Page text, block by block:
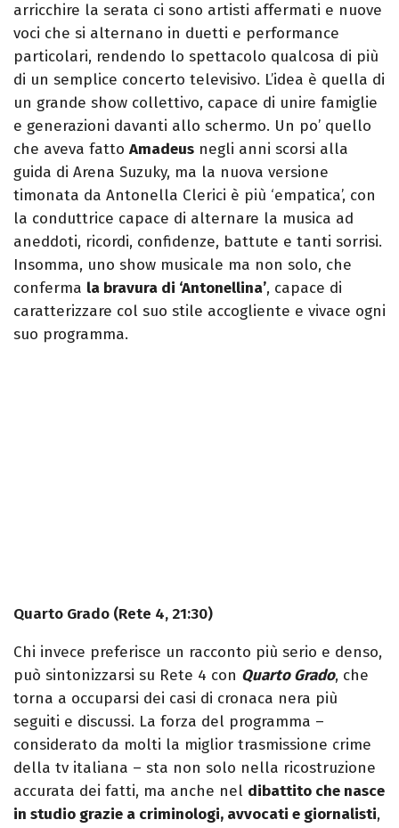
arricchire la serata ci sono artisti affermati e nuove
voci che si alternano in duetti e performance
particolari, rendendo lo spettacolo qualcosa di più
di un semplice concerto televisivo. L’idea è quella di
un grande show collettivo, capace di unire famiglie
e generazioni davanti allo schermo. Un po’ quello
che aveva fatto Amadeus negli anni scorsi alla
guida di Arena Suzuky, ma la nuova versione
timonata da Antonella Clerici è più ‘empatica’, con
la conduttrice capace di alternare la musica ad
aneddoti, ricordi, confidenze, battute e tanti sorrisi.
Insomma, uno show musicale ma non solo, che
conferma la bravura di ‘Antonellina’, capace di
caratterizzare col suo stile accogliente e vivace ogni
suo programma.
Quarto Grado (Rete 4, 21:30)
Chi invece preferisce un racconto più serio e denso,
può sintonizzarsi su Rete 4 con Quarto Grado, che
torna a occuparsi dei casi di cronaca nera più
seguiti e discussi. La forza del programma –
considerato da molti la miglior trasmissione crime
della tv italiana – sta non solo nella ricostruzione
accurata dei fatti, ma anche nel dibattito che nasce
in studio grazie a criminologi, avvocati e giornalisti,